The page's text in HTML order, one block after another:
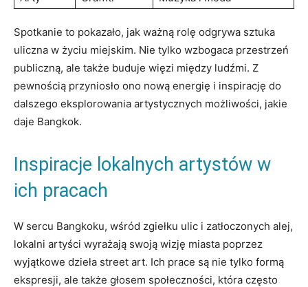
Spotkanie to pokazało, jak ważną rolę odgrywa sztuka
uliczna w życiu miejskim. Nie tylko wzbogaca przestrzeń
publiczną, ale także buduje więzi między ludźmi. Z
pewnością przyniosło ono nową energię i inspirację do
dalszego eksplorowania artystycznych możliwości, jakie
daje Bangkok.
Inspiracje lokalnych artystów w
ich pracach
W sercu Bangkoku, wśród zgiełku ulic i zatłoczonych alej,
lokalni artyści wyrażają swoją wizję miasta poprzez
wyjątkowe dzieła street art. Ich prace są nie tylko formą
ekspresji, ale także głosem społeczności, która często